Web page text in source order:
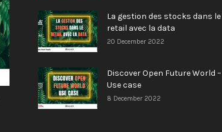
La gestion des stocks dans le
retail avec la data
20 December 2022
Discover Open Future World –
Use case
8 December 2022